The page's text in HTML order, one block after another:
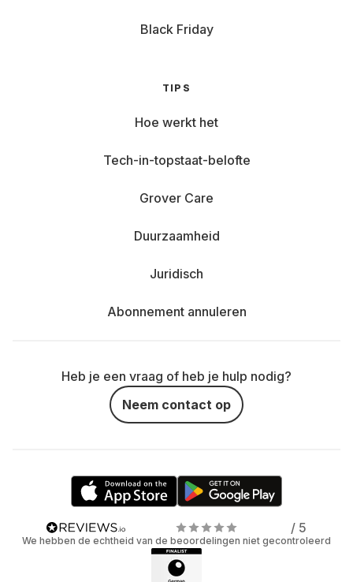
Black Friday
TIPS
Hoe werkt het
Tech-in-topstaat-belofte
Grover Care
Duurzaamheid
Juridisch
Abonnement annuleren
Heb je een vraag of heb je hulp nodig?
Neem contact op
/ 5
We hebben de echtheid van de beoordelingen niet gecontroleerd